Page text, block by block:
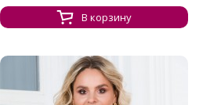
В корзину